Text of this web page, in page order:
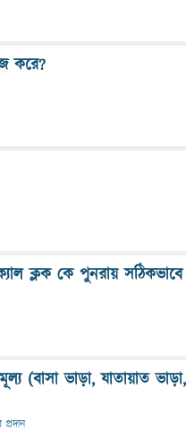
করে?
ক্লক কে পুনরায়
(বাসা ভাড়া, যাতায়াত
প্রদান